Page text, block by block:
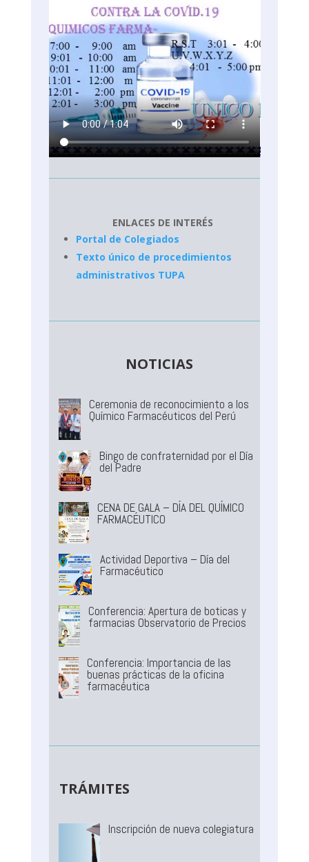
ENLACES DE INTERÉS
Portal de Colegiados
Texto único de procedimientos
administrativos TUPA
NOTICIAS
Ceremonia de reconocimiento a los
Químico Farmacéuticos del Perú
Bingo de confraternidad por el Día
del Padre
CENA DE GALA – DÍA DEL QUÍMICO
FARMACÉUTICO
Actividad Deportiva – Día del
Farmacéutico
Conferencia: Apertura de boticas y
farmacias Observatorio de Precios
Conferencia: Importancia de las
buenas prácticas de la oficina
farmacéutica
TRÁMITES
Inscripción de nueva colegiatura